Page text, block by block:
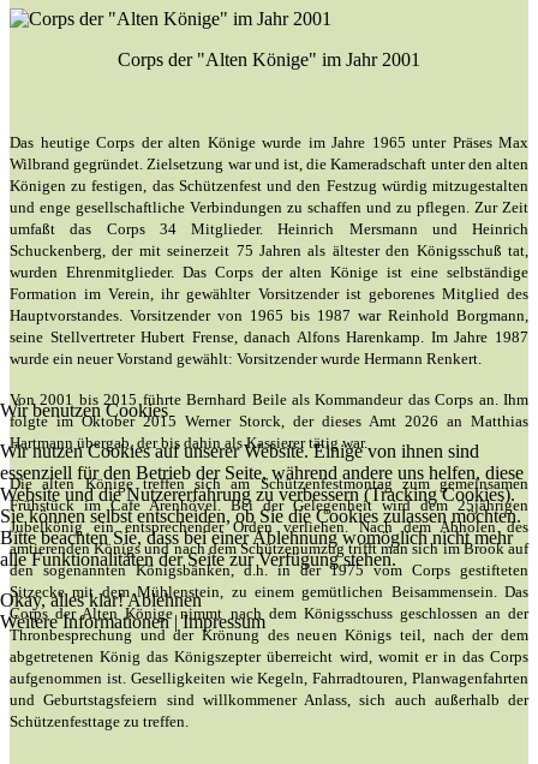
Corps der "Alten Könige" im Jahr 2001
Das heutige Corps der alten Könige wurde im Jahre 1965 unter Präses Max
Wilbrand gegründet. Zielsetzung war und ist, die Kameradschaft unter den alten
Königen zu festigen, das Schützenfest und den Festzug würdig mitzugestalten
und enge gesellschaftliche Verbindungen zu schaffen und zu pflegen. Zur Zeit
umfaßt das Corps 34 Mitglieder. Heinrich Mersmann und Heinrich
Schuckenberg, der mit seinerzeit 75 Jahren als ältester den Königsschuß tat,
wurden Ehrenmitglieder. Das Corps der alten Könige ist eine selbständige
Formation im Verein, ihr gewählter Vorsitzender ist geborenes Mitglied des
Hauptvorstandes. Vorsitzender von 1965 bis 1987 war Reinhold Borgmann,
seine Stellvertreter Hubert Frense, danach Alfons Harenkamp. Im Jahre 1987
wurde ein neuer Vorstand gewählt: Vorsitzender wurde Hermann Renkert.
Von 2001 bis 2015 führte Bernhard Beile als Kommandeur das Corps an. Ihm
folgte im Oktober 2015 Werner Storck, der dieses Amt 2026 an Matthias
Hartmann übergab, der bis dahin als Kassierer tätig war.
Die alten Könige treffen sich am Schützenfestmontag zum gemeinsamen
Frühstück im Cafe Arenhövel. Bei der Gelegenheit wird dem 25jährigen
Jubelkönig ein entsprechender Orden verliehen. Nach dem Abholen des
amtierenden Königs und nach dem Schützenumzug trifft man sich im Brook auf
den sogenannten Königsbänken, d.h. in der 1975 vom Corps gestifteten
Sitzecke mit dem Mühlenstein, zu einem gemütlichen Beisammensein. Das
Corps der Alten Könige nimmt nach dem Königsschuss geschlossen an der
Thronbesprechung und der Krönung des neuen Königs teil, nach der dem
abgetretenen König das Königszepter überreicht wird, womit er in das Corps
aufgenommen ist. Geselligkeiten wie Kegeln, Fahrradtouren, Planwagenfahrten
und Geburtstagsfeiern sind willkommener Anlass, sich auch außerhalb der
Schützenfesttage zu treffen.
Wir benutzen Cookies
Wir nutzen Cookies auf unserer Website. Einige von ihnen sind
essenziell für den Betrieb der Seite, während andere uns helfen, diese
Website und die Nutzererfahrung zu verbessern (Tracking Cookies).
Sie können selbst entscheiden, ob Sie die Cookies zulassen möchten.
Bitte beachten Sie, dass bei einer Ablehnung womöglich nicht mehr
alle Funktionalitäten der Seite zur Verfügung stehen.
Okay, alles klar!Ablehnen
Weitere Informationen|Impressum